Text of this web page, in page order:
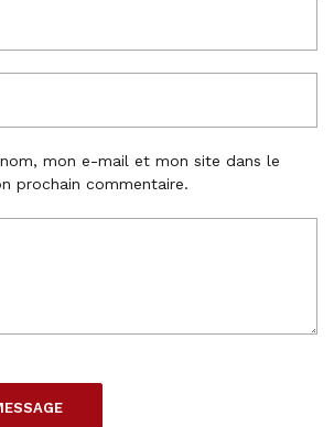
mon e-mail et mon site dans le
prochain commentaire.